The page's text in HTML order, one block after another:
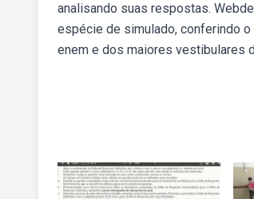
analisando suas respostas.
espécie de simulado, conferindo
enem e dos maiores vestibulares